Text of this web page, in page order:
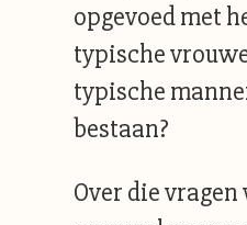
opgevoed met
typische
typische
bestaan?
Over die